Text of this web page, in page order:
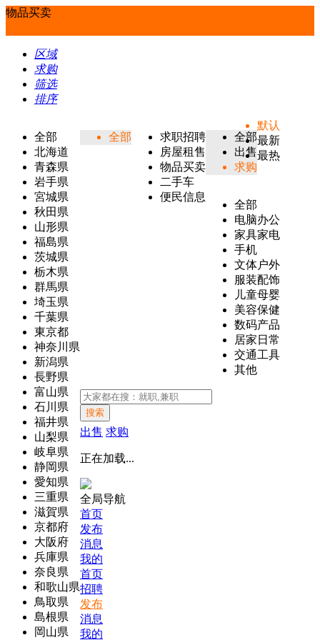
物品买卖
区域
求购
筛选
排序
全部
北海道
青森県
岩手県
宮城県
秋田県
山形県
福島県
茨城県
栃木県
群馬県
埼玉県
千葉県
東京都
神奈川県
新潟県
長野県
富山県
石川県
福井県
山梨県
岐阜県
静岡県
愛知県
三重県
滋賀県
京都府
大阪府
兵庫県
奈良県
和歌山県
鳥取県
島根県
岡山県
全部
求职招聘
房屋租售
物品买卖
二手车
便民信息
全部
出售
求购
全部
电脑办公
家具家电
手机
文体户外
服装配饰
儿童母婴
美容保健
数码产品
居家日常
交通工具
其他
默认
最新
最热
搜索
出售 求购
正在加载...
全局导航
首页
发布
消息
我的
首页
招聘
发布
消息
我的